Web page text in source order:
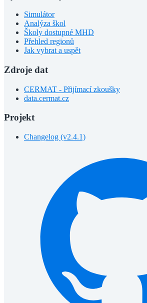
Simulátor
Analýza škol
Školy dostupné MHD
Přehled regionů
Jak vybrat a uspět
Zdroje dat
CERMAT - Přijímací zkoušky
data.cermat.cz
Projekt
Changelog (v2.4.1)